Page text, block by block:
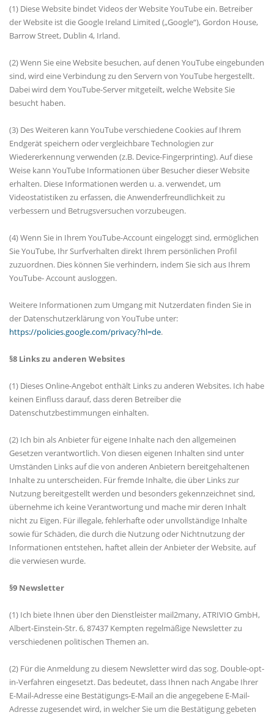
(1) Diese Website bindet Videos der Website YouTube ein. Betreiber
der Website ist die Google Ireland Limited („Google“), Gordon House,
Barrow Street, Dublin 4, Irland.
(2) Wenn Sie eine Website besuchen, auf denen YouTube eingebunden
sind, wird eine Verbindung zu den Servern von YouTube hergestellt.
Dabei wird dem YouTube-Server mitgeteilt, welche Website Sie
besucht haben.
(3) Des Weiteren kann YouTube verschiedene Cookies auf Ihrem
Endgerät speichern oder vergleichbare Technologien zur
Wiedererkennung verwenden (z.B. Device-Fingerprinting). Auf diese
Weise kann YouTube Informationen über Besucher dieser Website
erhalten. Diese Informationen werden u. a. verwendet, um
Videostatistiken zu erfassen, die Anwenderfreundlichkeit zu
verbessern und Betrugsversuchen vorzubeugen.
(4) Wenn Sie in Ihrem YouTube-Account eingeloggt sind, ermöglichen
Sie YouTube, Ihr Surfverhalten direkt Ihrem persönlichen Profil
zuzuordnen. Dies können Sie verhindern, indem Sie sich aus Ihrem
YouTube- Account ausloggen.
Weitere Informationen zum Umgang mit Nutzerdaten finden Sie in
der Datenschutzerklärung von YouTube unter:
https://policies.google.com/privacy?hl=de.
§8 Links zu anderen Websites
(1) Dieses Online-Angebot enthält Links zu anderen Websites. Ich habe
keinen Einfluss darauf, dass deren Betreiber die
Datenschutzbestimmungen einhalten.
(2) Ich bin als Anbieter für eigene Inhalte nach den allgemeinen
Gesetzen verantwortlich. Von diesen eigenen Inhalten sind unter
Umständen Links auf die von anderen Anbietern bereitgehaltenen
Inhalte zu unterscheiden. Für fremde Inhalte, die über Links zur
Nutzung bereitgestellt werden und besonders gekennzeichnet sind,
übernehme ich keine Verantwortung und mache mir deren Inhalt
nicht zu Eigen. Für illegale, fehlerhafte oder unvollständige Inhalte
sowie für Schäden, die durch die Nutzung oder Nichtnutzung der
Informationen entstehen, haftet allein der Anbieter der Website, auf
die verwiesen wurde.
§9 Newsletter
(1) Ich biete Ihnen über den Dienstleister mail2many, ATRIVIO GmbH,
Albert-Einstein-Str. 6, 87437 Kempten regelmäßige Newsletter zu
verschiedenen politischen Themen an.
(2) Für die Anmeldung zu diesem Newsletter wird das sog. Double-opt-
in-Verfahren eingesetzt. Das bedeutet, dass Ihnen nach Angabe Ihrer
E-Mail-Adresse eine Bestätigungs-E-Mail an die angegebene E-Mail-
Adresse zugesendet wird, in welcher Sie um die Bestätigung gebeten